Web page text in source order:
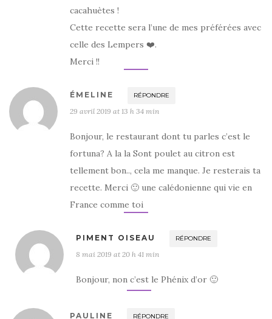
cacahuètes !
Cette recette sera l’une de mes préférées avec
celle des Lempers ❤️.
Merci !!
ÉMELINE RÉPONDRE
29 avril 2019 at 13 h 34 min
Bonjour, le restaurant dont tu parles c’est le
fortuna? A la la Sont poulet au citron est
tellement bon.., cela me manque. Je resterais ta
recette. Merci 🙂 une calédonienne qui vie en
France comme toi
PIMENT OISEAU RÉPONDRE
8 mai 2019 at 20 h 41 min
Bonjour, non c’est le Phénix d’or 🙂
PAULINE RÉPONDRE